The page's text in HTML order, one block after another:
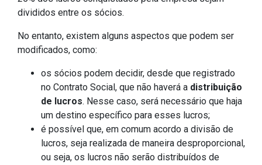
divididos entre os sócios.
No entanto, existem alguns aspectos que podem ser
modificados, como:
os sócios podem decidir, desde que registrado
no Contrato Social, que não haverá a distribuição
de lucros. Nesse caso, será necessário que haja
um destino específico para esses lucros;
é possível que, em comum acordo a divisão de
lucros, seja realizada de maneira desproporcional,
ou seja, os lucros não serão distribuídos de